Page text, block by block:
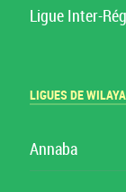
Ligue Inter-
LIGUES DE
Annaba